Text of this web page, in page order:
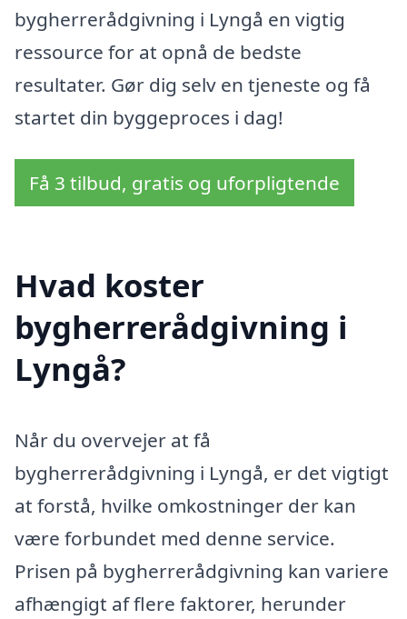
bygherrerådgivning i Lyngå en vigtig
ressource for at opnå de bedste
resultater. Gør dig selv en tjeneste og få
startet din byggeproces i dag!
Få 3 tilbud, gratis og uforpligtende
Hvad koster
bygherrerådgivning i
Lyngå?
Når du overvejer at få
bygherrerådgivning i Lyngå, er det vigtigt
at forstå, hvilke omkostninger der kan
være forbundet med denne service.
Prisen på bygherrerådgivning kan variere
afhængigt af flere faktorer, herunder